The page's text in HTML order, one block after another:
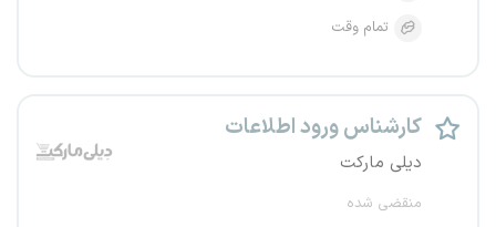
تمام وقت
کارشناس ورود اطلاعات
دیلی مارکت
منقضی شده